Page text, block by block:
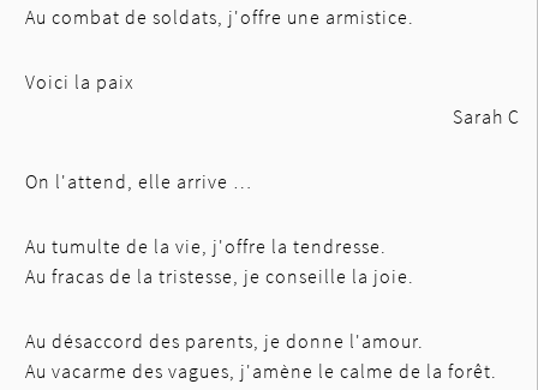
Au combat de soldats, j'offre une armistice.
Voici la paix
Sarah C
On l'attend, elle arrive …
Au tumulte de la vie, j'offre la tendresse.
Au fracas de la tristesse, je conseille la joie.
Au désaccord des parents, je donne l'amour.
Au vacarme des vagues, j'amène le calme de la forêt.